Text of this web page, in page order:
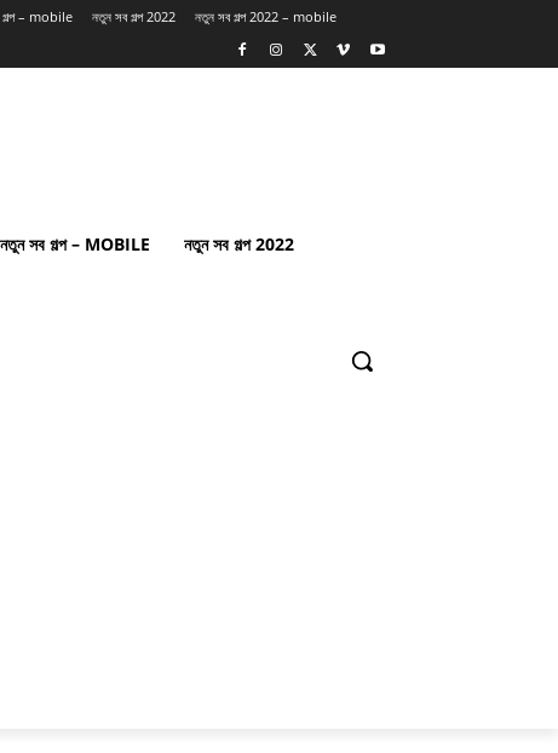
গল্প – mobile নতুন সব গল্প 2022 নতুন সব গল্প 2022 – mobile
নতুন সব গল্প – MOBILE নতুন সব গল্প 2022